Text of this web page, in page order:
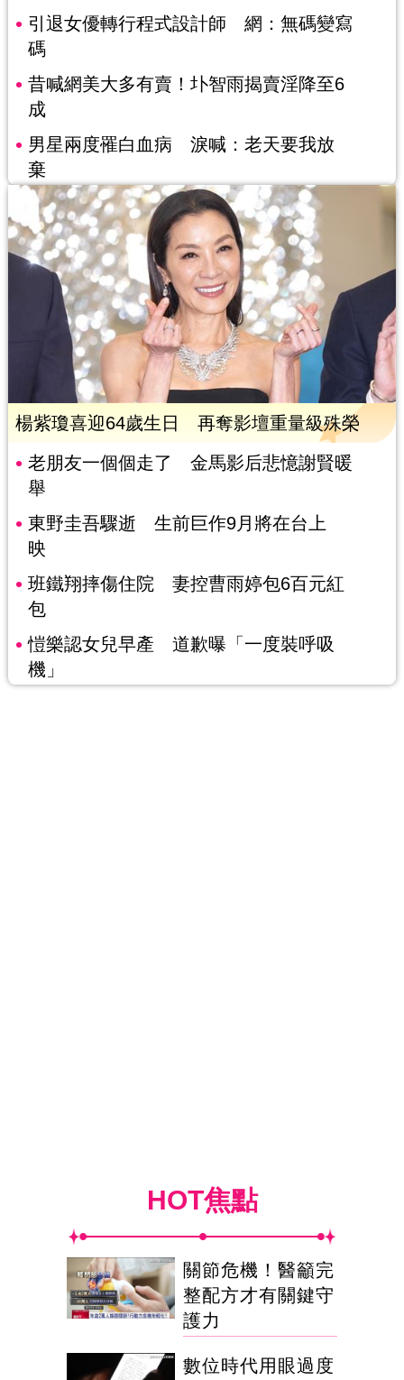
引退女優轉行程式設計師 網：無碼變寫
碼
昔喊網美大多有賣！圤智雨揭賣淫降至6
成
男星兩度罹白血病 淚喊：老天要我放
棄
楊紫瓊喜迎64歲生日 再奪影壇重量級殊榮
老朋友一個個走了 金馬影后悲憶謝賢暖
舉
東野圭吾驟逝 生前巨作9月將在台上
映
班鐵翔摔傷住院 妻控曹雨婷包6百元紅
包
愷樂認女兒早產 道歉曝「一度裝呼吸
機」
HOT焦點
關節危機！醫籲完
整配方才有關鍵守
護力
數位時代用眼過度